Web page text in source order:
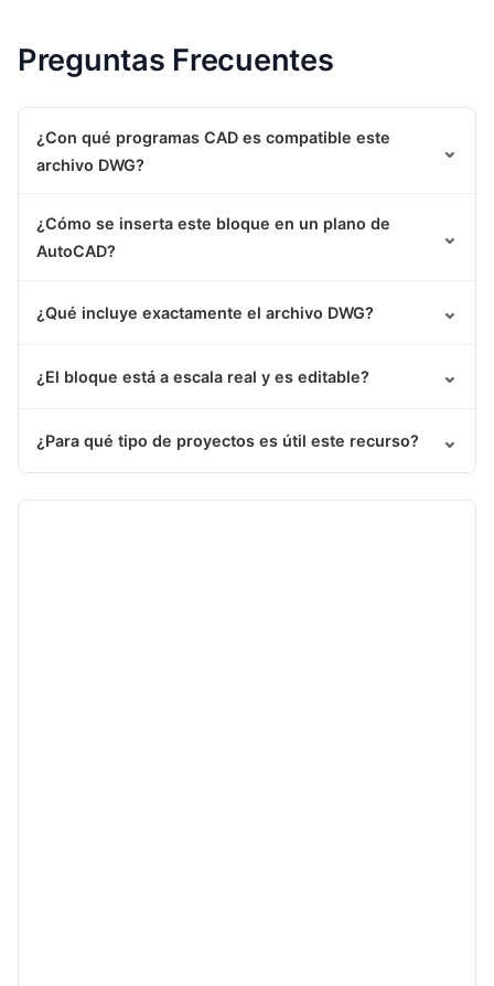
Preguntas Frecuentes
¿Con qué programas CAD es compatible este
archivo DWG?
⌄
¿Cómo se inserta este bloque en un plano de
AutoCAD?
⌄
¿Qué incluye exactamente el archivo DWG? ⌄
¿El bloque está a escala real y es editable? ⌄
¿Para qué tipo de proyectos es útil este recurso? ⌄